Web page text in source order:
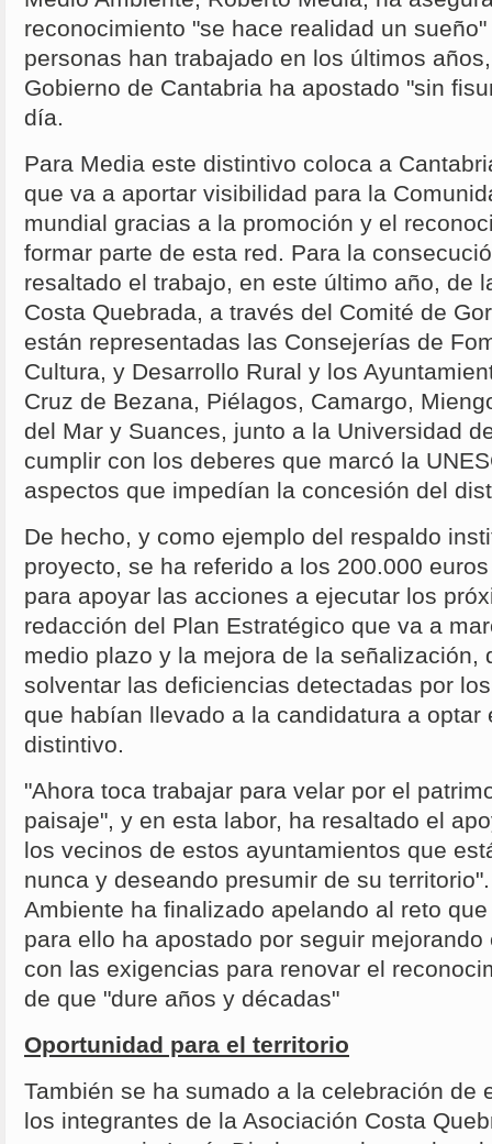
reconocimiento "se hace realidad un
personas han trabajado en los últimos
Gobierno de Cantabria ha apostado "sin
día.
Para Media este distintivo coloca a
que va a aportar visibilidad para la
mundial gracias a la promoción y el
formar parte de esta red. Para la
resaltado el trabajo, en este último año, de
Costa Quebrada, a través del Comité de
están representadas las Consejerías de
Cultura, y Desarrollo Rural y los
Cruz de Bezana, Piélagos, Camargo,
del Mar y Suances, junto a la Universidad
cumplir con los deberes que marcó la
aspectos que impedían la concesión del
De hecho, y como ejemplo del respaldo
proyecto, se ha referido a los 200.000
para apoyar las acciones a ejecutar los
redacción del Plan Estratégico que va a
medio plazo y la mejora de la señalización,
solventar las deficiencias detectadas por
que habían llevado a la candidatura a
distintivo.
"Ahora toca trabajar para velar por el
paisaje", y en esta labor, ha resaltado el
los vecinos de estos ayuntamientos que
nunca y deseando presumir de su
Ambiente ha finalizado apelando al reto
para ello ha apostado por seguir
con las exigencias para renovar el
de que "dure años y décadas"
Oportunidad para el territorio
También se ha sumado a la celebración de
los integrantes de la Asociación Costa